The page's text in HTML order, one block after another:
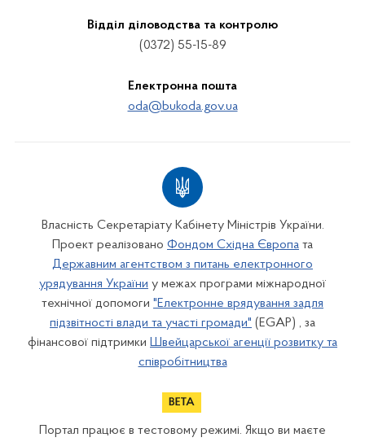
Відділ діловодства та контролю
(0372) 55-15-89
Електронна пошта
oda@bukoda.gov.ua
Власність Секретаріату Кабінету Міністрів України.
Проект реалізовано Фондом Східна Європа та
Державним агентством з питань електронного
урядування України у межах програми міжнародної
технічної допомоги "Електронне врядування задля
підзвітності влади та участі громади" (EGAP) , за
фінансової підтримки Швейцарської агенції розвитку та
співробітництва
Портал працює в тестовому режимі. Якщо ви маєте